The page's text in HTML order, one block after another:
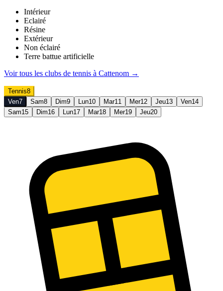
Intérieur
Eclairé
Résine
Extérieur
Non éclairé
Terre battue artificielle
Voir tous les clubs de tennis à Cattenom →
Tennis8
Ven7 Sam8 Dim9 Lun10 Mar11 Mer12 Jeu13 Ven14
Sam15 Dim16 Lun17 Mar18 Mer19 Jeu20